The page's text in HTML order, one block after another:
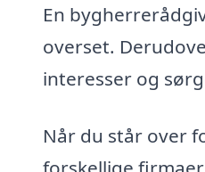
En
overset.
interesser og
Når du står over